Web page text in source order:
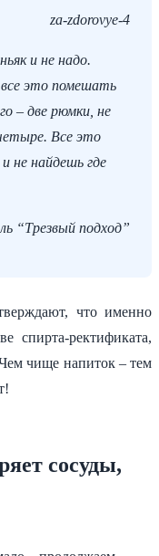
и не надо.
это помешать
– две рюмки, не
Все это
не найдешь где
“Трезвый подход”
что именно
спирта-ректификата,
чище напиток – тем
сосуды,